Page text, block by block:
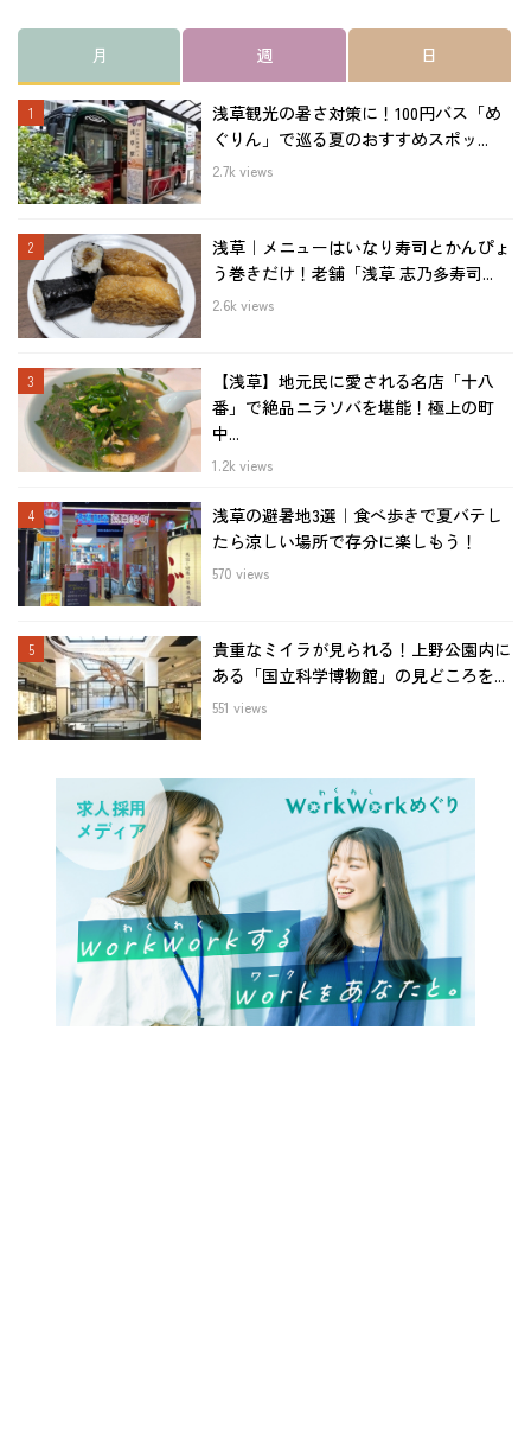
月 週 日
浅草観光の暑さ対策に！100円バス「め
ぐりん」で巡る夏のおすすめスポッ...
2.7k views
浅草｜メニューはいなり寿司とかんぴょ
う巻きだけ！老舗「浅草 志乃多寿司...
2.6k views
【浅草】地元民に愛される名店「十八
番」で絶品ニラソバを堪能！極上の町
中...
1.2k views
浅草の避暑地3選｜食べ歩きで夏バテし
たら涼しい場所で存分に楽しもう！
570 views
貴重なミイラが見られる！上野公園内に
ある「国立科学博物館」の見どころを...
551 views